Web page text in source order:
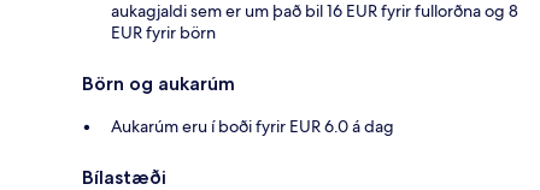
aukagjaldi sem er um það bil 16 EUR fyrir fullorðna og 8
EUR fyrir börn
Börn og aukarúm
Aukarúm eru í boði fyrir EUR 6.0 á dag
Bílastæði